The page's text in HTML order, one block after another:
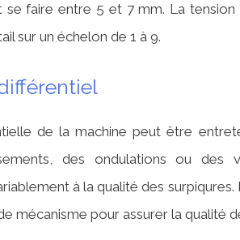
se faire entre 5 et 7 mm. La
sur un échelon de 1 à 9.
de la machine peut être
des ondulations ou des
à la qualité des surpiqures.
mécanisme pour assurer la qualité